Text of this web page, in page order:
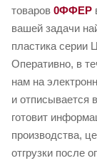
товаров 0ФФЕР
вашей задачи
пластика серии
Оперативно, в
нам на
и отписывается
готовит
производства,
отгрузки после